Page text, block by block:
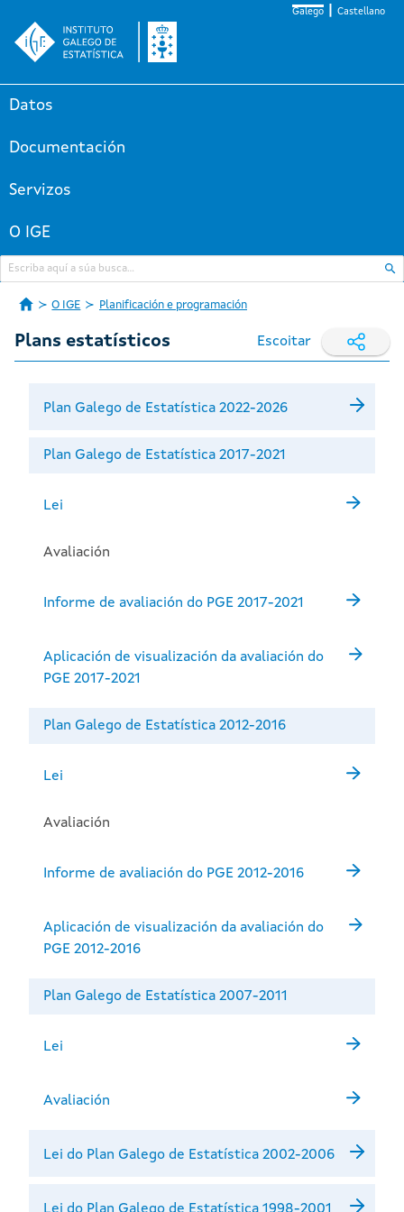
Galego Castellano
Datos
Documentación
Servizos
O IGE
O IGE Planificación e programación
Plans estatísticos Escoitar
Plan Galego de Estatística 2022-2026
Plan Galego de Estatística 2017-2021
Lei
Avaliación
Informe de avaliación do PGE 2017-2021
Aplicación de visualización da avaliación do
PGE 2017-2021
Plan Galego de Estatística 2012-2016
Lei
Avaliación
Informe de avaliación do PGE 2012-2016
Aplicación de visualización da avaliación do
PGE 2012-2016
Plan Galego de Estatística 2007-2011
Lei
Avaliación
Lei do Plan Galego de Estatística 2002-2006